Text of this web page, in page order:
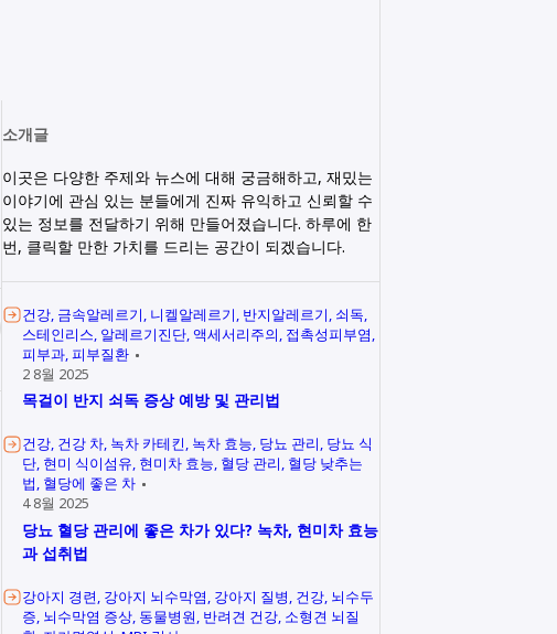
소개글
이곳은 다양한 주제와 뉴스에 대해 궁금해하고, 재밌는
이야기에 관심 있는 분들에게 진짜 유익하고 신뢰할 수
있는 정보를 전달하기 위해 만들어졌습니다. 하루에 한
번, 클릭할 만한 가치를 드리는 공간이 되겠습니다.
건강 금속알레르기 니켈알레르기 반지알레르기 쇠독
스테인리스 알레르기진단 액세서리주의 접촉성피부염
피부과 피부질환
2 8월 2025
목걸이 반지 쇠독 증상 예방 및 관리법
건강 건강 차 녹차 카테킨 녹차 효능 당뇨 관리 당뇨 식
단 현미 식이섬유 현미차 효능 혈당 관리 혈당 낮추는
법 혈당에 좋은 차
4 8월 2025
당뇨 혈당 관리에 좋은 차가 있다? 녹차, 현미차 효능
과 섭취법
강아지 경련 강아지 뇌수막염 강아지 질병 건강 뇌수두
증 뇌수막염 증상 동물병원 반려견 건강 소형견 뇌질